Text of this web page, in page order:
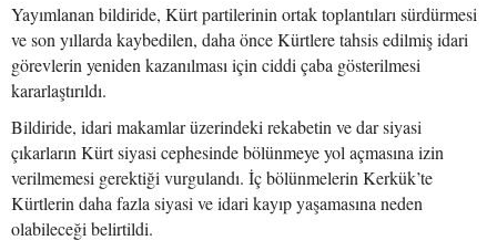
Yayımlanan bildiride, Kürt partilerinin ortak toplantıları sürdürmesi
ve son yıllarda kaybedilen, daha önce Kürtlere tahsis edilmiş idari
görevlerin yeniden kazanılması için ciddi çaba gösterilmesi
kararlaştırıldı.
Bildiride, idari makamlar üzerindeki rekabetin ve dar siyasi
çıkarların Kürt siyasi cephesinde bölünmeye yol açmasına izin
verilmemesi gerektiği vurgulandı. İç bölünmelerin Kerkük’te
Kürtlerin daha fazla siyasi ve idari kayıp yaşamasına neden
olabileceği belirtildi.